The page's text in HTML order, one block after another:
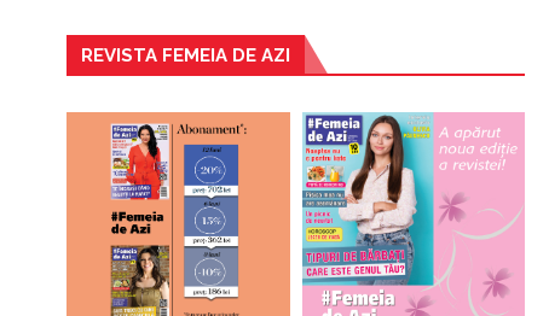
REVISTA FEMEIA DE AZI